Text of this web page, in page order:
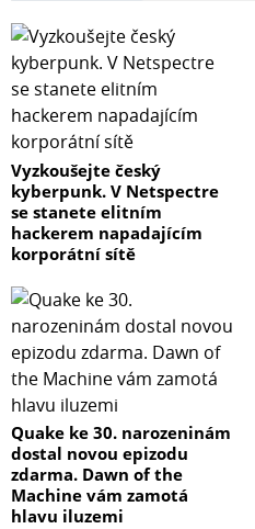
Vyzkoušejte český
kyberpunk. V Netspectre
se stanete elitním
hackerem napadajícím
korporátní sítě
Quake ke 30. narozeninám
dostal novou epizodu
zdarma. Dawn of the
Machine vám zamotá
hlavu iluzemi